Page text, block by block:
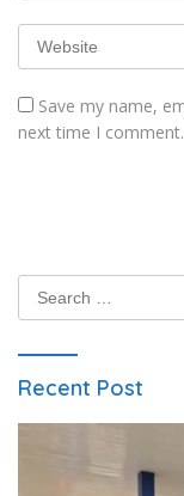
Save my name,
next time I comment.
Recent Post